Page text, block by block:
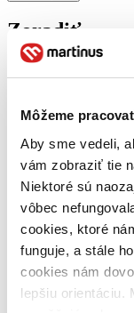
Môžeme
Aby sme vedeli,
vám zobraziť tie
Niektoré sú
vôbec
cookies, ktoré
funguje, a stále
cookies nám
lepšiu orientáciu.
Zoradiť
Bestsellery
Novinky
Najdrahšie
Najlacnejšie
Najvyššia zľava
Použité filtre
Zrušiť filtre
Vo formáte PDF